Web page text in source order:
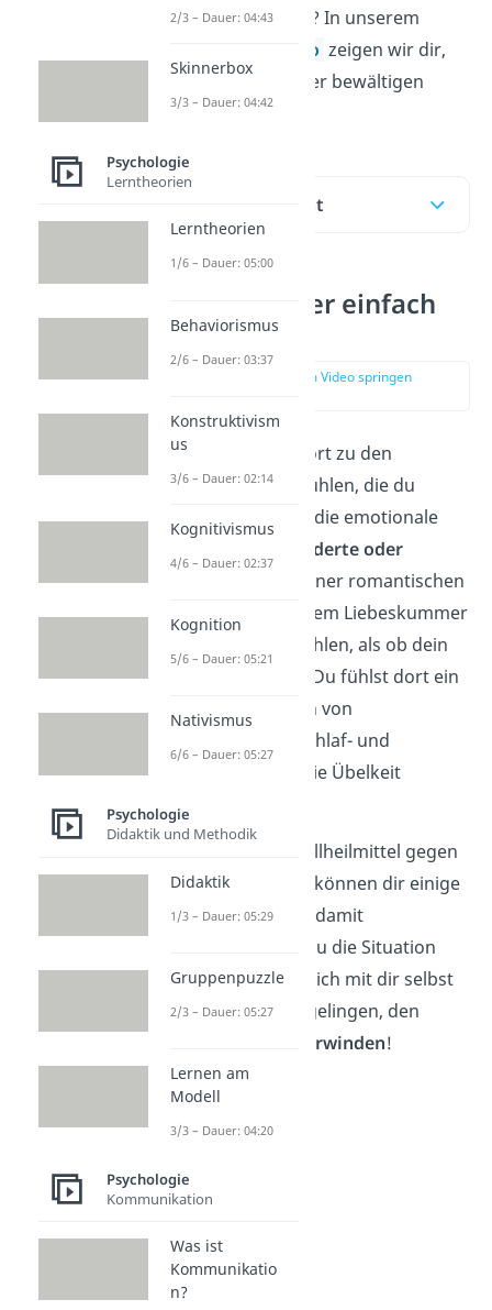
hastLiebeskummer
? In unserem
Video zeigen wir dir,
wie du Liebeskummer bewältigen
kannst.
Inhaltsübersicht
Liebeskummer einfach
erklärt
zur Stelle im Video springen
Liebeskummer
gehört zu den
schrecklichsten Gefühlen, die du
haben kannst. Es ist die emotionale
unerwiderte oder
verlorene Liebe
in einer romantischen
Beziehung. Bei starkem Liebeskummer
kann es sich so anfühlen, als ob dein
Herz gebrochen ist.
Du fühlst dort ein
Stechen und es kann von
Bauchschmerzen, Schlaf- und
Appetitlosigkeit sowie Übelkeit
begleitet werden.
Auch wenn es kein Allheilmittel gegen
Liebeskummer gibt, können dir einige
Tipps helfen, besser damit
umzugehen. Wenn du die Situation
akzeptierst und du dich mit dir selbst
befasst, wird es dir gelingen, den
überwinden!
2/3 – Dauer: 04:43
Skinnerbox
3/3 – Dauer: 04:42
Psychologie
Lerntheorien
Lerntheorien
1/6 – Dauer: 05:00
Behaviorismus
2/6 – Dauer: 03:37
Konstruktivism
us
3/6 – Dauer: 02:14
Kognitivismus
4/6 – Dauer: 02:37
Kognition
5/6 – Dauer: 05:21
Nativismus
6/6 – Dauer: 05:27
Psychologie
Didaktik und Methodik
Didaktik
1/3 – Dauer: 05:29
Gruppenpuzzle
2/3 – Dauer: 05:27
Lernen am
Modell
3/3 – Dauer: 04:20
Psychologie
Kommunikation
Was ist
Kommunikatio
n?